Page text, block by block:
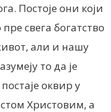
Постоје они који
свега богатство
али и нашу
то да је
оквир у
Христовим, а